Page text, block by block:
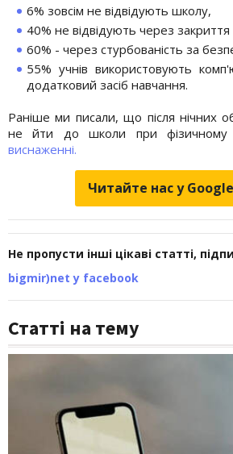
6% зовсім не відвідують школу,
40% не відвідують через
60% - через стурбованість за
55% учнів використовують
додатковий засіб навчання.
Раніше ми писали, що після нічних
не йти до школи при фізичному
виснаженні.
Читайте нас у
Не пропусти інші цікаві статті,
bigmir)net у facebook
Статті на тему